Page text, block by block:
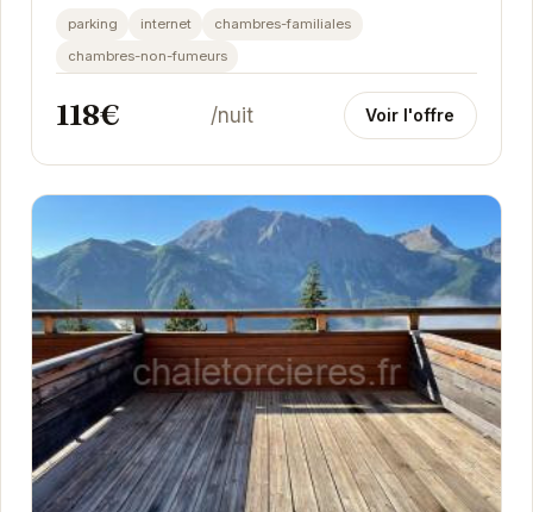
montagne. Son emplacement privilégié à Orcières...
parking internet
chambres-familiales
chambres-non-fumeurs
118€ /nuit Voir l'offre